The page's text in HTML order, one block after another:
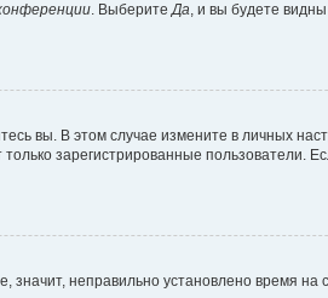
. ВыберитеДа, и вы будете
вы. В этом случае измените в личных
зарегистрированные пользователи.
неправильно установлено время